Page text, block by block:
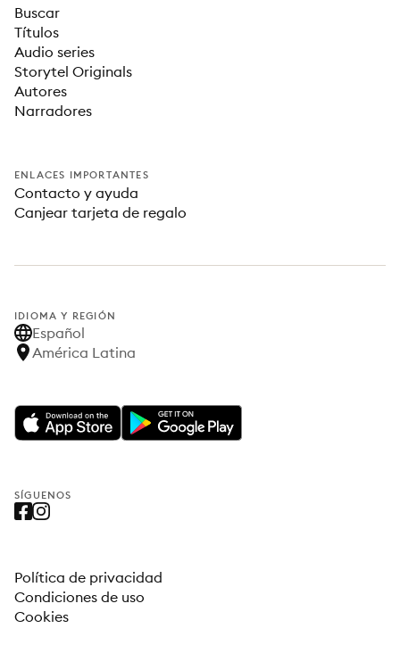
Buscar
Títulos
Audio series
Storytel Originals
Autores
Narradores
ENLACES IMPORTANTES
Contacto y ayuda
Canjear tarjeta de regalo
IDIOMA Y REGIÓN
Español
América Latina
SÍGUENOS
Política de privacidad
Condiciones de uso
Cookies